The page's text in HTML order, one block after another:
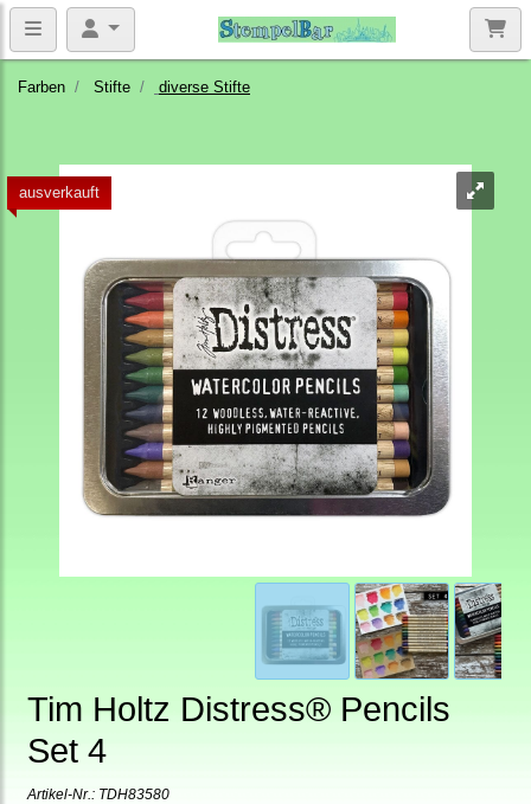
Farben Stifte diverse Stifte
ausverkauft
Tim Holtz Distress® Pencils
Set 4
Artikel-Nr.: TDH83580